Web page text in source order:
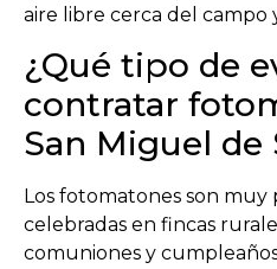
aire libre cerca del campo
¿Qué tipo de
contratar
San Miguel de
Los fotomatones son
celebradas en fincas
comuniones y